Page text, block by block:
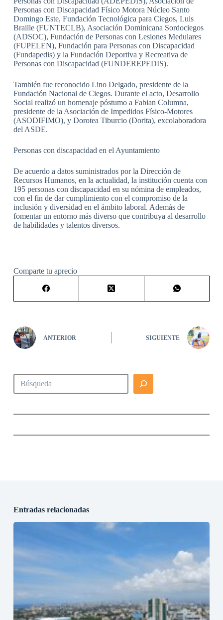
Personas con Discapacidad Físico Motora Núcleo Santo
Domingo Este, Fundación Tecnológica para Ciegos, Luis
Braille (FUNTECLB), Asociación Dominicana Sordociegos
(ADSOC), Fundación de Personas con Lesiones Medulares
(FUPELEN), Fundación para Personas con Discapacidad
(Fundapedis) y la Fundación Deportiva y Recreativa de
Personas con Discapacidad (FUNDEREPEDIS).
También fue reconocido Lino Delgado, presidente de la
Fundación Nacional de Ciegos. Durante el acto, Desarrollo
Social realizó un homenaje póstumo a Fabian Columna,
presidente de la Asociación de Impedidos Físico-Motores
(ASODIFIMO), y Dorotea Tiburcio (Dorita), excolaboradora
del ASDE.
Personas con discapacidad en el Ayuntamiento
De acuerdo a datos suministrados por la Dirección de
Recursos Humanos, en la actualidad, la institución cuenta con
195 personas con discapacidad en su nómina de empleados,
con el fin de dar cumplimiento con el compromiso de la
inclusión y diversidad en el ámbito laboral. Además de
fomentar un entorno más diverso que contribuya al desarrollo
de habilidades y talentos diversos.
Comparte tu aprecio
ANTERIOR SIGUIENTE
Buscar
Entradas relacionadas